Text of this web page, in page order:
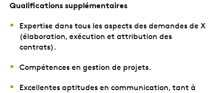
Qualifications supplémentaires
Expertise dans tous les aspects des demandes de X
(élaboration, exécution et attribution des
contrats).
Compétences en gestion de projets.
Excellentes aptitudes en communication, tant à